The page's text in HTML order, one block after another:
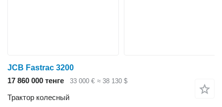
JCB Fastrac 3200
17 860 000 тенге
33 000 € ≈ 38 130 $
Трактор колесный